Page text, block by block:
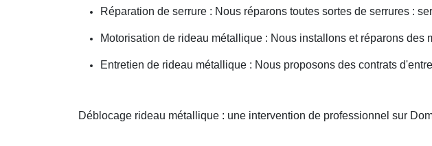
Réparation de serrure : Nous réparons toutes sortes de serrures :
Motorisation de rideau métallique : Nous installons et réparons des
Entretien de rideau métallique : Nous proposons des contrats
Déblocage rideau métallique : une intervention de professionnel sur